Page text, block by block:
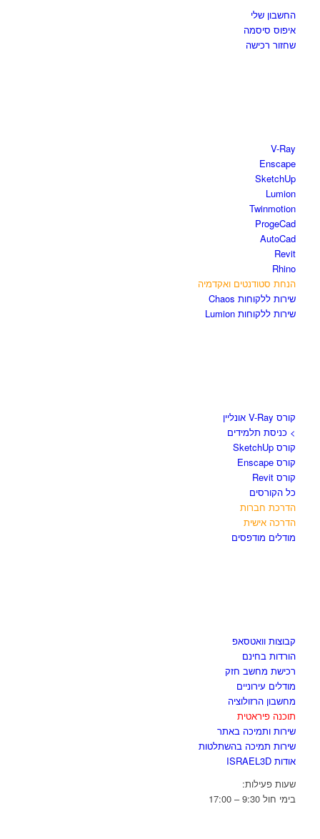
החשבון שלי
איפוס סיסמה
שחזור רכישה
V-Ray
Enscape
SketchUp
Lumion
Twinmotion
ProgeCad
AutoCad
Revit
Rhino
הנחת סטודנטים ואקדמיה
שירות ללקוחות Chaos
שירות ללקוחות Lumion
קורס V-Ray אונליין
> כניסת תלמידים
קורס SketchUp
קורס Enscape
קורס Revit
כל הקורסים
הדרכת חברות
הדרכה אישית
מודלים מודפסים
קבוצות וואטסאפ
הורדות בחינם
רכישת מחשב חזק
מודלים עירוניים
מחשבון הרזולוציה
תוכנה פיראטית
שירות ותמיכה באתר
שירות תמיכה בהשתלטות
אודות ISRAEL3D
שעות פעילות:
בימי חול 9:30 – 17:00